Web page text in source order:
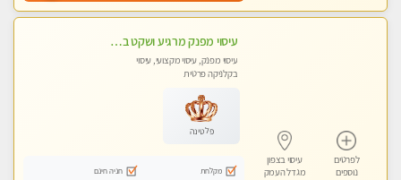
לפרטים
נוספים
עיסוי בצפון
מגדל העמק
עיסוי מפנק מרגיע ושקט במקום מדהים עיסוי מושקע מאוד
עיסוי מפנק, עיסוי מקצועי, עיסוי
בקלניקה פרטית
פלטינה
מקלחת
חניה חינם